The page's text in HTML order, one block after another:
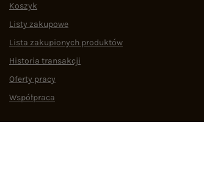
Koszyk
Listy zakupowe
Lista zakupionych produktów
Historia transakcji
Oferty pracy
Współpraca